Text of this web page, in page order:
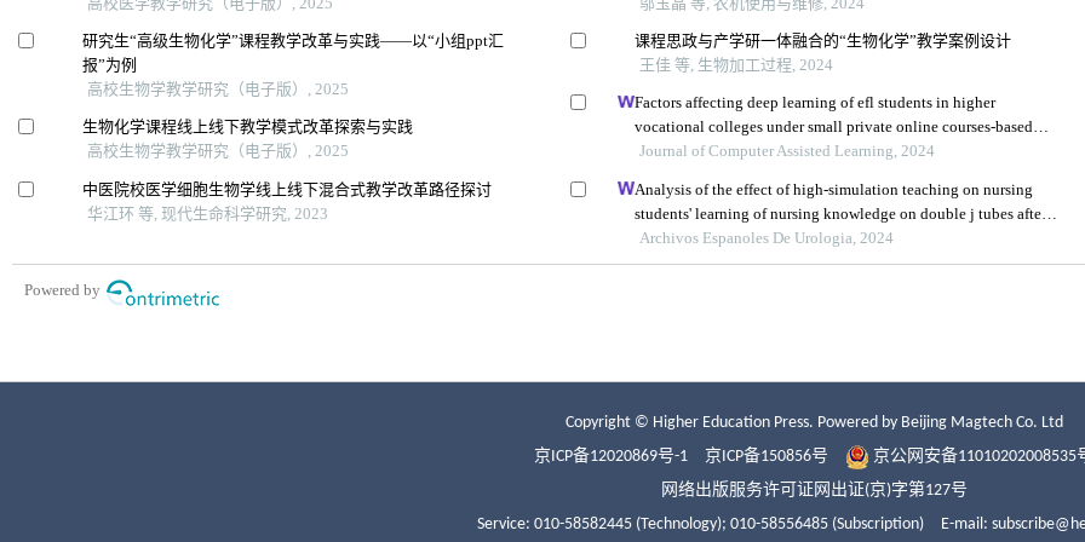
Copyright © Higher Education Press. Powered by Beijing Magtech Co. Ltd
京ICP备12020869号-1
京ICP备150856号
京公网安备11010202008535
网络出版服务许可证网出证(京)字第127号
Service: 010-58582445 (Technology); 010-58556485 (Subscription) E-mail: